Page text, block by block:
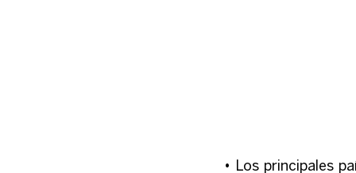
• Los principales